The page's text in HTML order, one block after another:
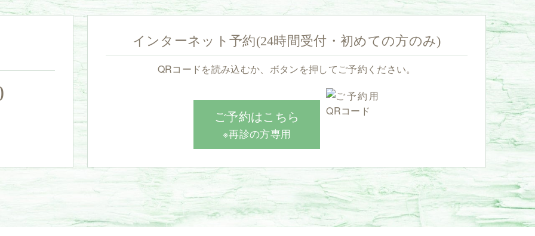
インターネット予約(24時間受付・初めての方のみ)
QRコードを読み込むか、ボタンを押してご予約ください。
ご予約はこちら
※再診の方専用